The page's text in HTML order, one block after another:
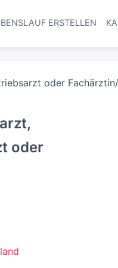
ERSTELLEN
oder
oder